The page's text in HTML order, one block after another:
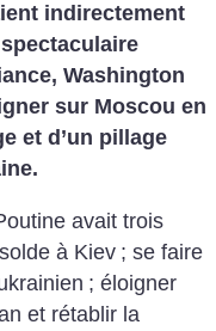
indirectement
Washington
sur Moscou en
et d’un pillage
avait trois
à Kiev ; se faire
; éloigner
et rétablir la